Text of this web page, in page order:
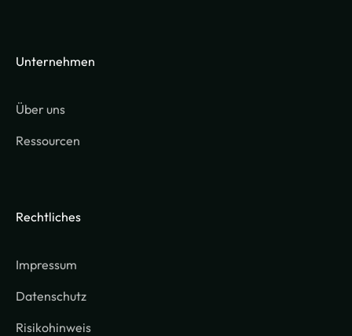
Unternehmen
Über uns
Ressourcen
Rechtliches
Impressum
Datenschutz
Risikohinweis